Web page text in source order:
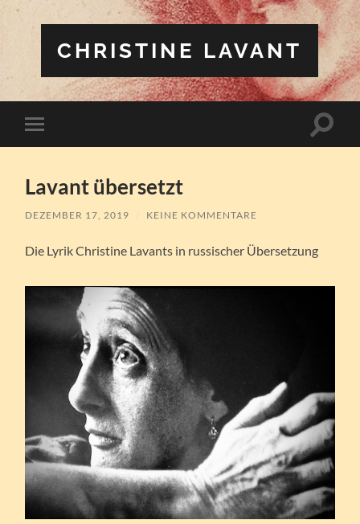
CHRISTINE LAVANT
Mobile-
Menü
Lavant übersetzt
DEZEMBER 17, 2019 / KEINE KOMMENTARE
Die Lyrik Christine Lavants in russischer Übersetzung